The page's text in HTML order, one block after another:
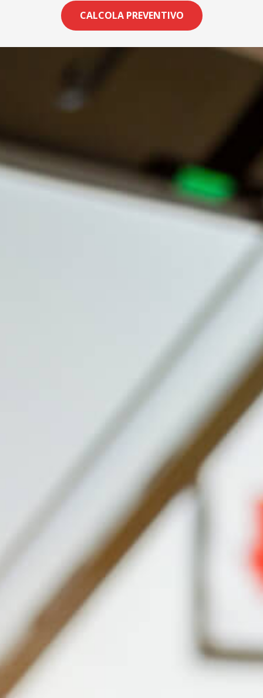
CALCOLA PREVENTIVO